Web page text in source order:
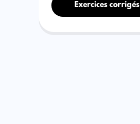
Exercices corrigés